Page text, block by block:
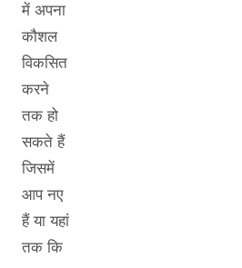
में अपना
कौशल
विकसित
करने
तक हो
सकते हैं
जिसमें
आप नए
हैं या यहां
तक कि